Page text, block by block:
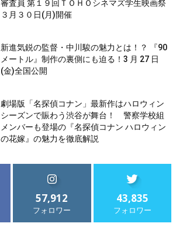
審査員 第１９回ＴＯＨＯシネマズ学生映画祭
３月３０日(月)開催
新進気鋭の監督・中川駿の魅力とは！？ 『90
メートル』制作の裏側にも迫る！3 月 27 日
(金)全国公開
劇場版「名探偵コナン」最新作はハロウィン
シーズンで賑わう渋谷が舞台！ 警察学校組
メンバーも登場の『名探偵コナン ハロウィン
の花嫁』の魅力を徹底解説
57,912
フォロワー
43,835
フォロワー